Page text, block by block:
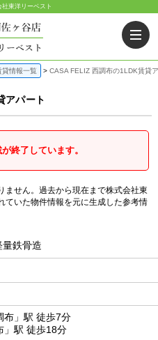
東洋リーベスト
貸情報一覧 CASA FELIZ 西調布の1LDK賃貸
アパート
終了しています。
せん。過去から現在まで株式会社東
ていた物件情報を元に生成した参考情
量鉄骨造
布」駅 徒歩7分
」駅 徒歩18分